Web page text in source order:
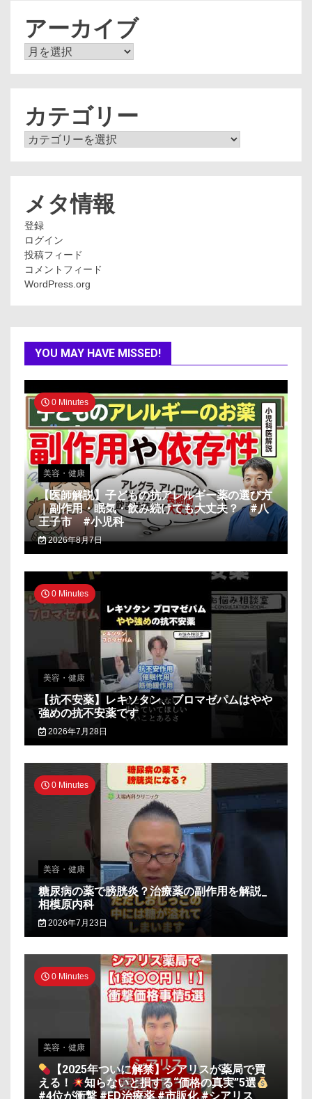
アーカイブ
ア
カテゴリー
カ
メタ情報
登録
ログイン
投稿フィード
コメントフィード
WordPress.org
YOU MAY HAVE MISSED!
0 Minutes
美容・健康
【医師解説】子どもの抗アレルギー薬の選び方
｜副作用・眠気・飲み続けても大丈夫？ #八
王子市 #小児科
2026年8月7日
0 Minutes
美容・健康
【抗不安薬】レキソタン、ブロマゼパムはやや
強めの抗不安薬です
2026年7月28日
0 Minutes
美容・健康
糖尿病の薬で膀胱炎？治療薬の副作用を解説_
相模原内科
2026年7月23日
0 Minutes
美容・健康
【2025年ついに解禁】シアリスが薬局で買
える！
知らないと損する“価格の真実”5選
#4位が衝撃 #ED治療薬 #市販化 #シアリス